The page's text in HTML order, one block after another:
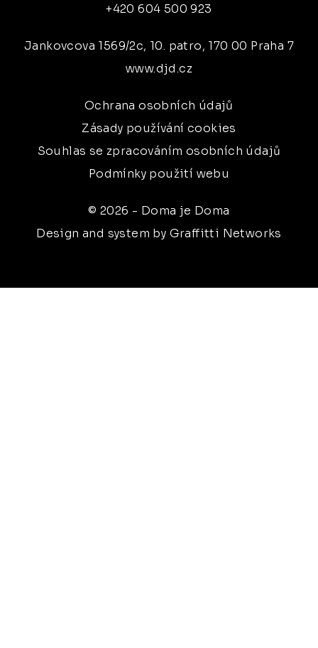
+420 604 500 923
Jankovcova 1569/2c, 10. patro, 170 00 Praha 7
www.djd.cz
Ochrana osobních údajů
Zásady používání cookies
Souhlas se zpracováním osobních údajů
Podmínky použití webu
© 2026 - Doma je Doma
Design and system by Graffitti Networks